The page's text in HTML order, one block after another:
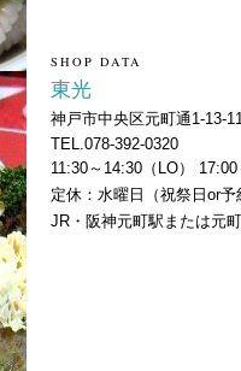
SHOP DATA
東光
神戸市中央区元町通1-13-
TEL.078-392-0320
11:30～14:30（LO）
定休：水曜日（祝祭日or
JR・阪神元町駅または元